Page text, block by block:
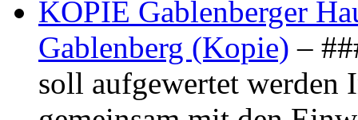
KOPIE Gablenberger
Gablenberg (Kopie) –
soll aufgewertet werden